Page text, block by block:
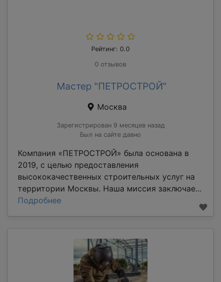
Рейтинг: 0.0
0 отзывов
Мастер "ПЕТРОСТРОЙ"
Москва
Зарегистрирован 9 месяцев назад
Был на сайте давно
Компания «ПЕТРОСТРОЙ» была основана в
2019, с целью предоставления
высококачественных строительных услуг на
территории Москвы. Наша миссия заключае...
Подробнее